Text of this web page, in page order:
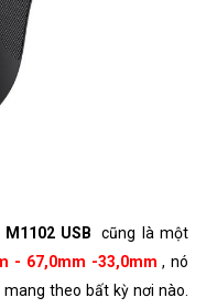
USB
cũng là một
- 67,0mm -33,0mm , nó
theo bất kỳ nơi nào.